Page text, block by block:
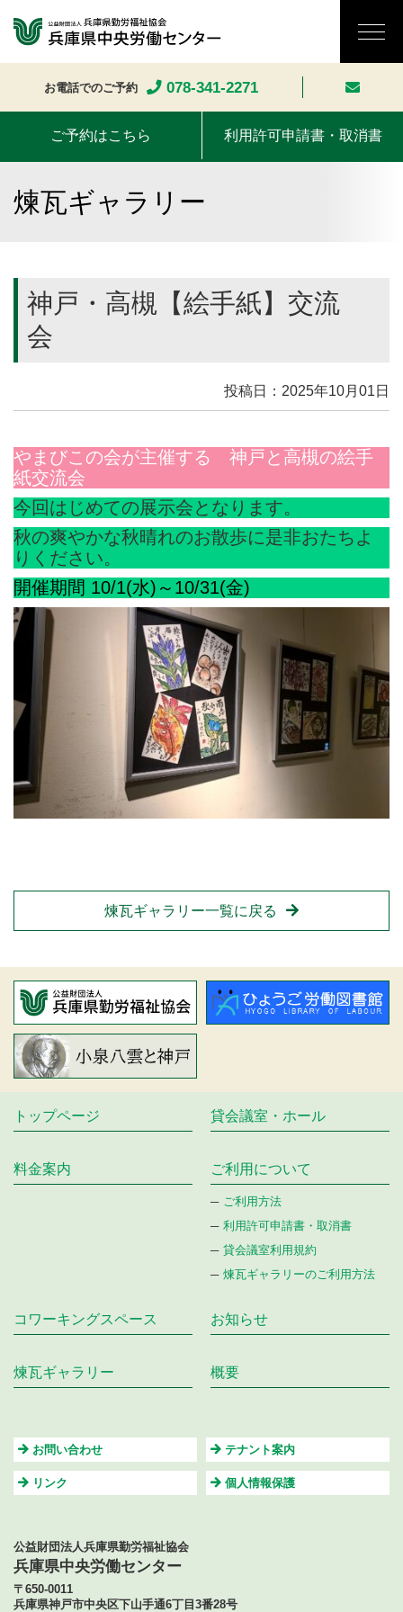
お電話でのご予約 078-341-2271
ご予約はこちら 利用許可申請書・取消書
煉瓦ギャラリー
神戸・高槻【絵手紙】交流
会
投稿日：2025年10月01日
やまびこの会が主催する 神戸と高槻の絵手
紙交流会
今回はじめての展示会となります。
秋の爽やかな秋晴れのお散歩に是非おたちよ
りください。
開催期間 10/1(水)～10/31(金)
煉瓦ギャラリー一覧に戻る
トップページ 貸会議室・ホール
料金案内 ご利⽤について
ご利用方法
利用許可申請書・取消書
貸会議室利用規約
煉瓦ギャラリーのご利用方法
コワーキングスペース お知らせ
煉瓦ギャラリー 概要
お問い合わせ テナント案内
リンク 個⼈情報保護
公益財団法人兵庫県勤労福祉協会
兵庫県中央労働センター
〒650-0011
兵庫県神戸市中央区下山手通6丁目3番28号